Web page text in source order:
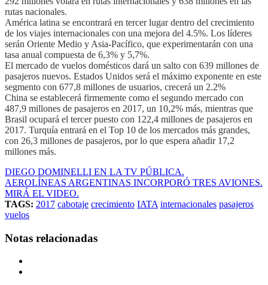
rutas nacionales.
América latina se encontrará en tercer lugar dentro del crecimiento
de los viajes internacionales con una mejora del 4.5%. Los líderes
serán Oriente Medio y Asia-Pacífico, que experimentarán con una
tasa anual compuesta de 6,3% y 5,7%.
El mercado de vuelos domésticos dará un salto con 639 millones de
pasajeros nuevos. Estados Unidos será el máximo exponente en este
segmento con 677,8 millones de usuarios, crecerá un 2.2%
China se establecerá firmemente como el segundo mercado con
487,9 millones de pasajeros en 2017, un 10,2% más, mientras que
Brasil ocupará el tercer puesto con 122,4 millones de pasajeros en
2017. Turquía entrará en el Top 10 de los mercados más grandes,
con 26,3 millones de pasajeros, por lo que espera añadir 17,2
millones más.
DIEGO DOMINELLI EN LA TV PÚBLICA.
AEROLÍNEAS ARGENTINAS INCORPORÓ TRES AVIONES.
MIRÁ EL VIDEO.
TAGS: 2017 cabotaje crecimiento IATA internacionales pasajeros
vuelos
Notas relacionadas